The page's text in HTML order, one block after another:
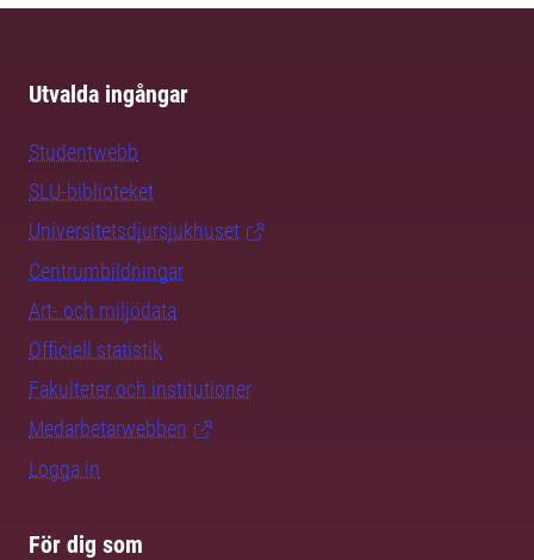
Utvalda ingångar
Studentwebb
SLU-biblioteket
Universitetsdjursjukhuset
Centrumbildningar
Art- och miljödata
Officiell statistik
Fakulteter och institutioner
Medarbetarwebben
Logga in
För dig som